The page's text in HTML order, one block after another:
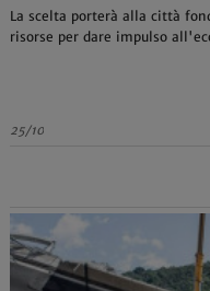
La scelta porterà alla città
risorse per dare impulso
25/10